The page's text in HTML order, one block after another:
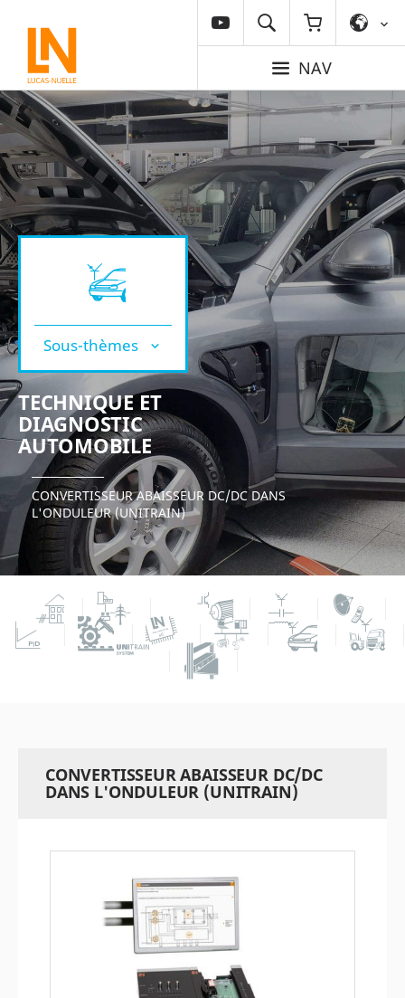
NAV
Sous-thèmes
TECHNIQUE ET
DIAGNOSTIC
AUTOMOBILE
CONVERTISSEUR ABAISSEUR DC/DC DANS
L'ONDULEUR (UNITRAIN)
CONVERTISSEUR ABAISSEUR DC/DC
DANS L'ONDULEUR (UNITRAIN)